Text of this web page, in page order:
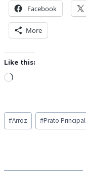
Facebook
More
Like this:
L
d
i
…
Post
Tags:
#Arroz #Prato Principal